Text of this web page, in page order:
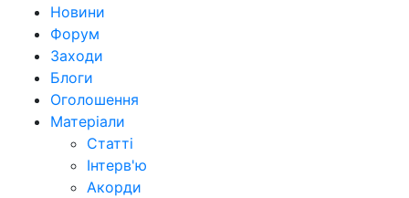
Новини
Форум
Заходи
Блоги
Оголошення
Матеріали
Статті
Інтерв'ю
Акорди